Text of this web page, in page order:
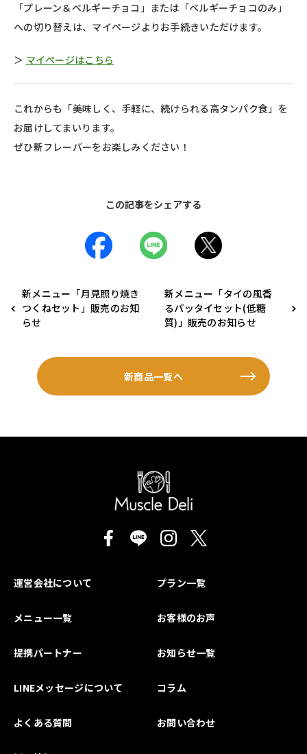
「プレーン＆ベルギーチョコ」または「ベルギーチョコのみ」
への切り替えは、マイページよりお手続きいただけます。
＞ マイページはこちら
これからも「美味しく、手軽に、続けられる高タンパク食」を
お届けしてまいります。
ぜひ新フレーバーをお楽しみください！
この記事をシェアする
新メニュー「月見照り焼き
つくねセット」販売のお知
らせ
新メニュー「タイの風香
るパッタイセット(低糖
質)」販売のお知らせ
新商品一覧へ
運営会社について プラン一覧
メニュー一覧 お客様のお声
提携パートナー お知らせ一覧
LINEメッセージについて コラム
よくある質問 お問い合わせ